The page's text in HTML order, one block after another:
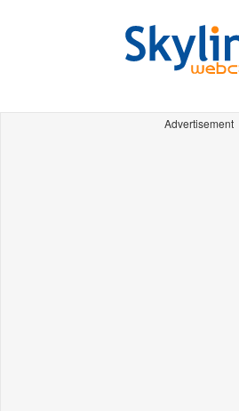
Advertisement